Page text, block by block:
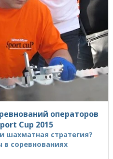
операторов
Cup 2015
шахматная стратегия?
соревнованиях